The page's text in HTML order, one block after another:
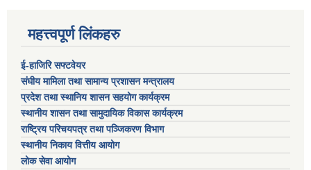
महत्त्वपूर्ण लिंकहरु
ई-हाजिरि सफ्टवेयर
संघीय मामिला तथा सामान्य प्रशासन मन्त्रालय
प्रदेश तथा स्थानिय शासन सहयोग कार्यक्रम
स्थानीय शासन तथा सामुदायिक विकास कार्यक्रम
राष्ट्रिय परिचयपत्र तथा पञ्जिकरण विभाग
स्थानीय निकाय वित्तीय आयोग
लोक सेवा आयोग